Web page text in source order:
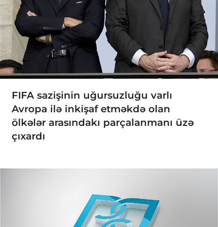
FIFA sazişinin uğursuzluğu varlı
Avropa ilə inkişaf etməkdə olan
ölkələr arasındakı parçalanmanı üzə
çıxardı